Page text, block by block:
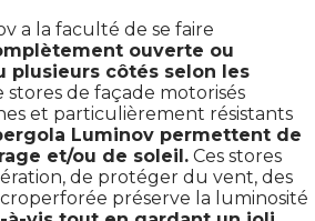
a la faculté de se faire
ouverte ou
plusieurs côtés selon les
stores de façade motorisés
et particulièrement résistants
Luminov permettent de
et/ou de soleil. Ces stores
de protéger du vent, des
préserve la luminosité